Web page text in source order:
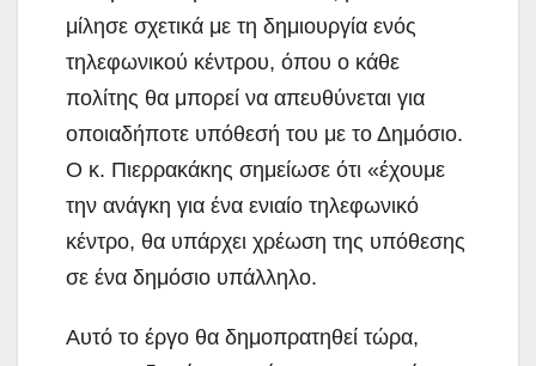
μίλησε σχετικά με τη δημιουργία ενός
τηλεφωνικού κέντρου, όπου ο κάθε
πολίτης θα μπορεί να απευθύνεται για
οποιαδήποτε υπόθεσή του με το Δημόσιο.
Ο κ. Πιερρακάκης σημείωσε ότι «έχουμε
την ανάγκη για ένα ενιαίο τηλεφωνικό
κέντρο, θα υπάρχει χρέωση της υπόθεσης
σε ένα δημόσιο υπάλληλο.
Αυτό το έργο θα δημοπρατηθεί τώρα,